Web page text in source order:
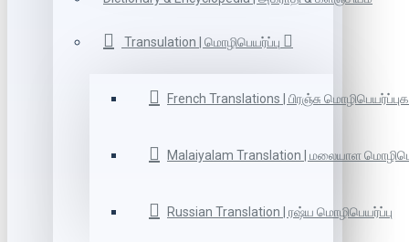
Transulation | மொழிபெயர்ப்பு
French Translations | பிரஞ்சு
Malaiyalam Translation | மலையாள
Russian Translation | ரஷ்ய மொழிபெயர்ப்பு